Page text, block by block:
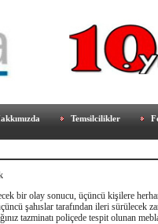
Temsilcilikler
bir olay sonucu, üçüncü kişilere
şahıslar tarafından ileri sürülecek
tazminatı poliçede tespit olunan